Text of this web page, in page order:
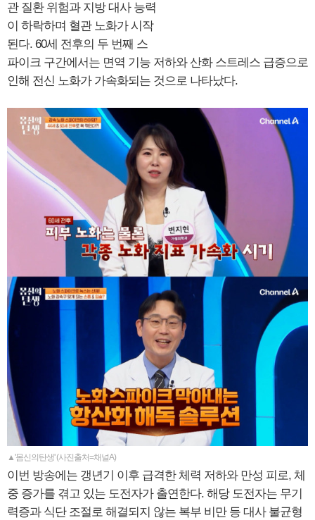
관 질환 위험과 지방 대사 능력
이 하락하며 혈관 노화가 시작
된다. 60세 전후의 두 번째 스
파이크 구간에서는 면역 기능 저하와 산화 스트레스 급증으로
인해 전신 노화가 가속화되는 것으로 나타났다.
▲'몸신의탄생' (사진출처=채널A)
이번 방송에는 갱년기 이후 급격한 체력 저하와 만성 피로, 체
중 증가를 겪고 있는 도전자가 출연한다. 해당 도전자는 무기
력증과 식단 조절로 해결되지 않는 복부 비만 등 대사 불균형